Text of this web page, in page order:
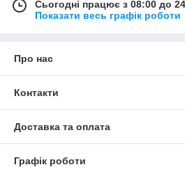
Сьогодні працює з 08:00 до
Показати весь графік роботи
Про нас
Контакти
Доставка та оплата
Графік роботи